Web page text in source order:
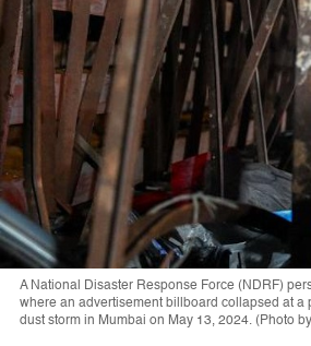
A National Disaster Response Force (NDRF)
where an advertisement billboard collapsed at a
dust storm in Mumbai on May 13, 2024. (Photo